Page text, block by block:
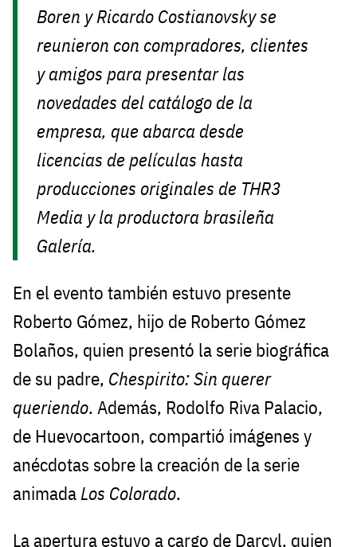
Boren y Ricardo Costianovsky se
reunieron con compradores, clientes
y amigos para presentar las
novedades del catálogo de la
empresa, que abarca desde
licencias de películas hasta
producciones originales de THR3
Media y la productora brasileña
Galería.
En el evento también estuvo presente
Roberto Gómez, hijo de Roberto Gómez
Bolaños, quien presentó la serie biográfica
de su padre, Chespirito: Sin querer
queriendo. Además, Rodolfo Riva Palacio,
de Huevocartoon, compartió imágenes y
anécdotas sobre la creación de la serie
animada Los Colorado.
La apertura estuvo a cargo de Darcyl, quien